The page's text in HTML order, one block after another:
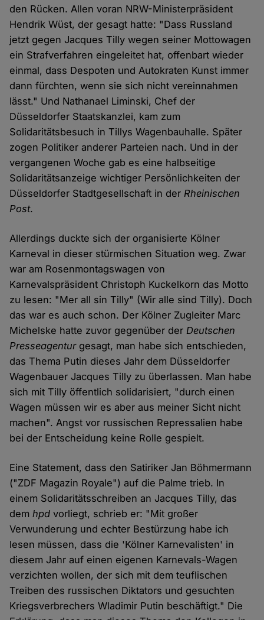
den Rücken. Allen voran NRW-Ministerpräsident
Hendrik Wüst, der gesagt hatte: "Dass Russland
jetzt gegen Jacques Tilly wegen seiner Mottowagen
ein Strafverfahren eingeleitet hat, offenbart wieder
einmal, dass Despoten und Autokraten Kunst immer
dann fürchten, wenn sie sich nicht vereinnahmen
lässt." Und Nathanael Liminski, Chef der
Düsseldorfer Staatskanzlei, kam zum
Solidaritätsbesuch in Tillys Wagenbauhalle. Später
zogen Politiker anderer Parteien nach. Und in der
vergangenen Woche gab es eine halbseitige
Solidaritätsanzeige wichtiger Persönlichkeiten der
Düsseldorfer Stadtgesellschaft in derRheinischen
Post.
Allerdings duckte sich der organisierte Kölner
Karneval in dieser stürmischen Situation weg. Zwar
war am Rosenmontagswagen von
Karnevalspräsident Christoph Kuckelkorn das Motto
zu lesen: "Mer all sin Tilly" (Wir alle sind Tilly). Doch
das war es auch schon. Der Kölner Zugleiter Marc
Michelske hatte zuvor gegenüber derDeutschen
Presseagenturgesagt, man habe sich entschieden,
das Thema Putin dieses Jahr dem Düsseldorfer
Wagenbauer Jacques Tilly zu überlassen. Man habe
sich mit Tilly öffentlich solidarisiert, "durch einen
Wagen müssen wir es aber aus meiner Sicht nicht
machen". Angst vor russischen Repressalien habe
bei der Entscheidung keine Rolle gespielt.
Eine Statement, dass den Satiriker Jan Böhmermann
("ZDF Magazin Royale") auf die Palme trieb. In
einem Solidaritätsschreiben an Jacques Tilly, das
demhpd vorliegt, schrieb er: "Mit großer
Verwunderung und echter Bestürzung habe ich
lesen müssen, dass die 'Kölner Karnevalisten' in
diesem Jahr auf einen eigenen Karnevals-Wagen
verzichten wollen, der sich mit dem teuflischen
Treiben des russischen Diktators und gesuchten
Kriegsverbrechers Wladimir Putin beschäftigt." Die